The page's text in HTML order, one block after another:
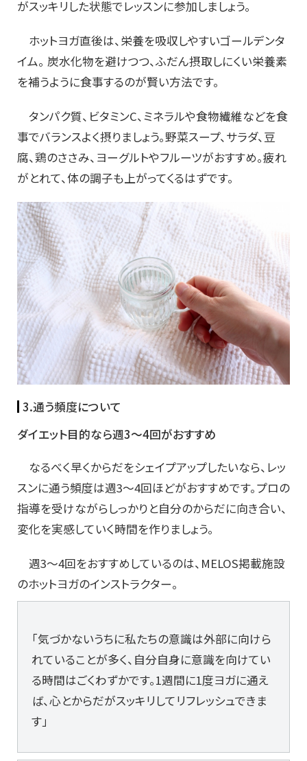
がスッキリした状態でレッスンに参加しましょう。
ホットヨガ直後は、栄養を吸収しやすいゴールデンタ
イム。 炭水化物を避けつつ、ふだん摂取しにくい栄養素
を補うように食事するのが賢い方法です。
タンパク質、ビタミンC、ミネラルや食物繊維などを食
事でバランスよく摂りましょう。野菜スープ、サラダ、豆
腐、鶏のささみ、ヨーグルトやフルーツがおすすめ。疲れ
がとれて、体の調子も上がってくるはずです。
3.通う頻度について
ダイエット目的なら週3～4回がおすすめ
なるべく早くからだをシェイプアップしたいなら、レッ
スンに通う頻度は週3～4回ほどがおすすめです。プロの
指導を受けながらしっかりと自分のからだに向き合い、
変化を実感していく時間を作りましょう。
週3～4回をおすすめしているのは、MELOS掲載施設
のホットヨガのインストラクター。
「気づかないうちに私たちの意識は外部に向けら
れていることが多く、自分自身に意識を向けてい
る時間はごくわずかです。1週間に1度ヨガに通え
ば、心とからだがスッキリしてリフレッシュできま
す」